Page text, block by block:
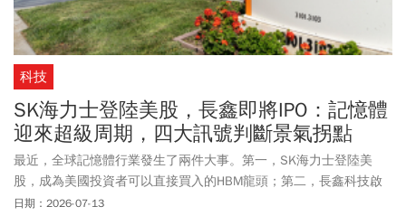
科技
SK海力士登陸美股，長鑫即將IPO：記憶體
迎來超級周期，四大訊號判斷景氣拐點
最近，全球記憶體行業發生了兩件大事。第一，SK海力士登陸美
股，成為美國投資者可以直接買入的HBM龍頭；第二，長鑫科技啟
動科創板IPO，中國資本市場第一次迎來真正意義上的大型DRAM原
日期：2026-07-13